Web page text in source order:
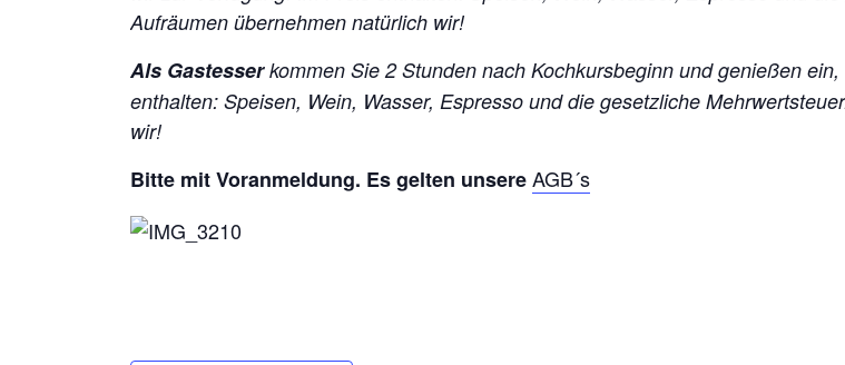
Aufräumen übernehmen natürlich wir!
Als Gastesserkommen Sie 2 Stunden nach Kochkursbeginn und genießen
enthalten: Speisen, Wein, Wasser, Espresso und die gesetzliche
wir!
Bitte mit Voranmeldung. Es gelten unsereAGB´s